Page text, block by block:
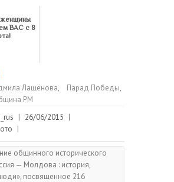
ВАС с 8
Лащёнова, Парад Победы,
РМ
| 26/06/2015 |
|
общинного исторического
— Молдова : история,
посвященное 216